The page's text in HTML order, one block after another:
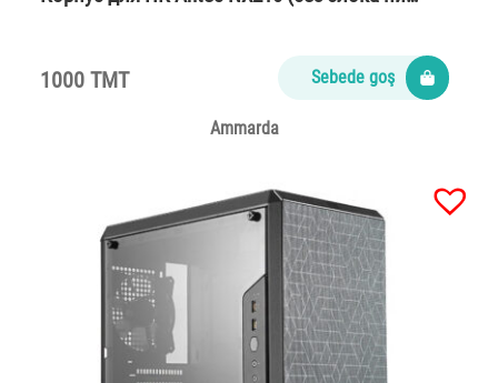
1000 TMT Sebede goş
Ammarda